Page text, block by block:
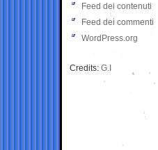
Feed dei contenuti
Feed dei commenti
WordPress.org
Credits: G.I